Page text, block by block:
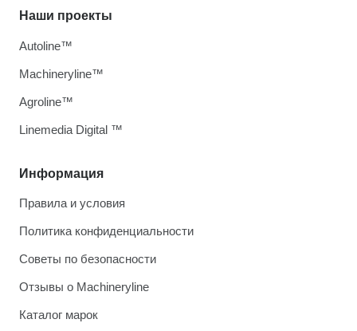
Информация
Правила и условия
Политика конфиденциальности
Советы по безопасности
Отзывы о Machineryline
Каталог марок
Наши проекты
Autoline™
Machineryline™
Agroline™
Linemedia Digital ™